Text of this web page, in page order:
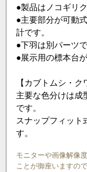
●製品はノコギリ
●主要部分が可動
計です。
●下羽は別パーツ
●展示用の標本台
【カブトムシ・ク
主要な色分けは成
です。
スナップフィット
す。
モニターや画像解像
ことが御座いますの